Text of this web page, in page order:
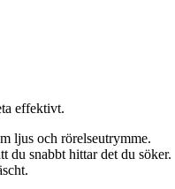
effektivt.
ljus och rörelseutrymme.
du snabbt hittar det du söker.